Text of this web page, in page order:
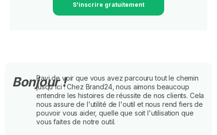
S'inscrire gratuitement
Bonjour !
Ravi de voir que vous avez parcouru tout le chemin
jusqu'ici ! Chez Brand24, nous aimons beaucoup
entendre les histoires de réussite de nos clients. Cela
nous assure de l'utilité de l'outil et nous rend fiers de
pouvoir vous aider, quelle que soit l'utilisation que
vous faites de notre outil.